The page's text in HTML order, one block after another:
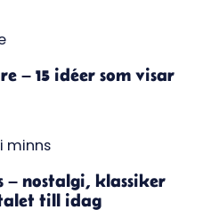
– 15 idéer som visar
– nostalgi, klassiker
till idag